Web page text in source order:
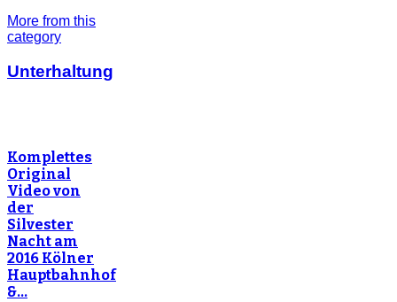
More from this
category
Unterhaltung
Komplettes
Original
Video von
der
Silvester
Nacht am
2016 Kölner
Hauptbahnhof
&…